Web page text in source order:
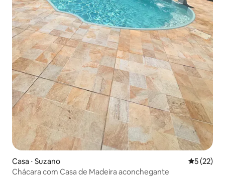
Casa ⋅ Suzano 5 de uma
5 (22)
Chácara com Casa de Madeira aconchegante